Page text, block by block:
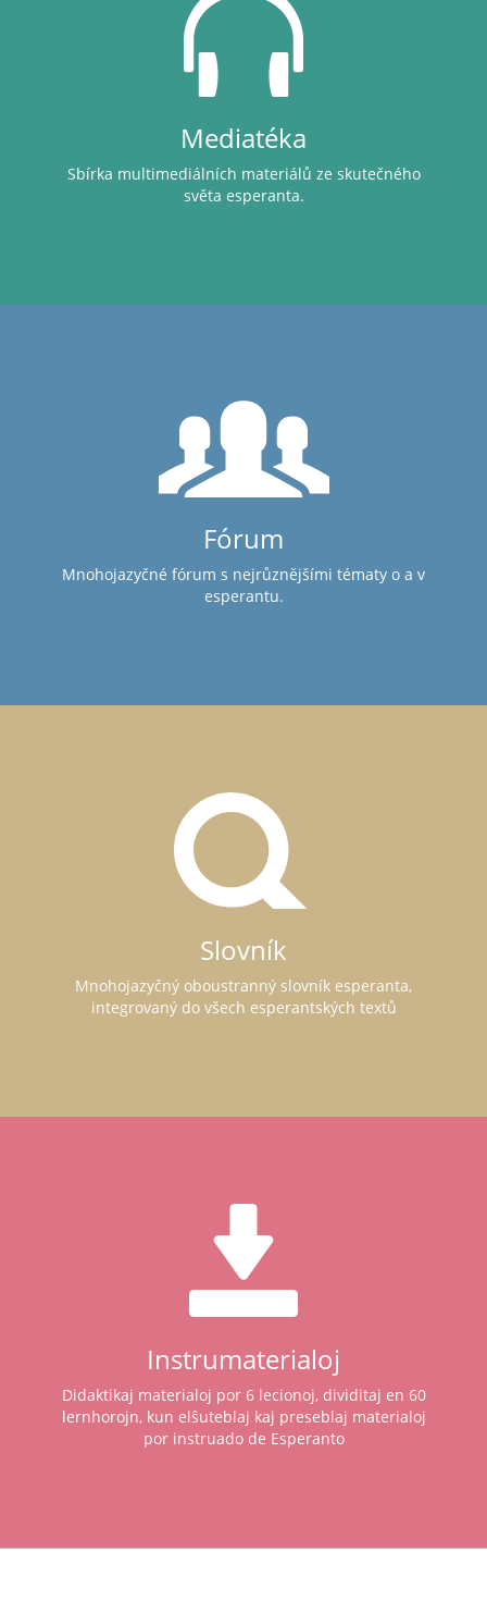
Mediatéka
Sbírka multimediálních materiálů ze skutečného
světa esperanta.
Fórum
Mnohojazyčné fórum s nejrůznějšími tématy o a v
esperantu.
Slovník
Mnohojazyčný oboustranný slovník esperanta,
integrovaný do všech esperantských textů
Instrumaterialoj
Didaktikaj materialoj por 6 lecionoj, dividitaj en 60
lernhorojn, kun elŝuteblaj kaj preseblaj materialoj
por instruado de Esperanto